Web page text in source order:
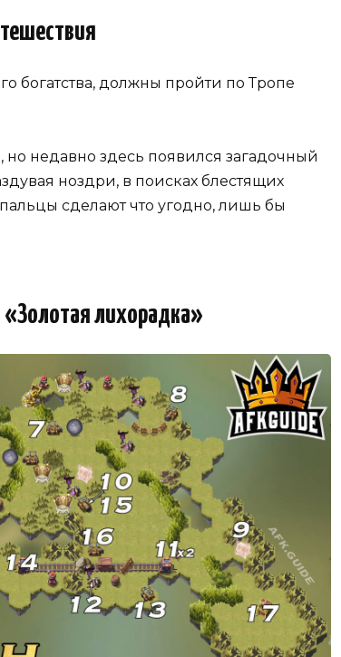
богатства, должны пройти по Тропе
недавно здесь появился загадочный
ноздри, в поисках блестящих
сделают что угодно, лишь бы
лихорадка»